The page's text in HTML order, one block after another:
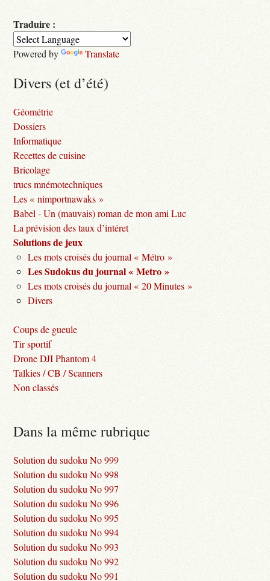
Traduire :
Powered by Translate
Divers (et d’été)
Géométrie
Dossiers
Informatique
Recettes de cuisine
Bricolage
trucs mnémotechniques
Les « nimportnawaks »
Babel - Un (mauvais) roman de mon ami Luc
La prévision des taux d’intéret
Solutions de jeux
Les mots croisés du journal « Métro »
Les Sudokus du journal « Metro »
Les mots croisés du journal « 20 Minutes »
Divers
Coups de gueule
Tir sportif
Drone DJI Phantom 4
Talkies / CB / Scanners
Non classés
Dans la même rubrique
Solution du sudoku No 999
Solution du sudoku No 998
Solution du sudoku No 997
Solution du sudoku No 996
Solution du sudoku No 995
Solution du sudoku No 994
Solution du sudoku No 993
Solution du sudoku No 992
Solution du sudoku No 991